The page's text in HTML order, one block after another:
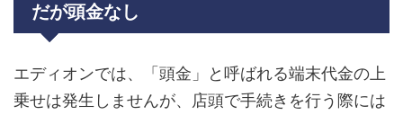
だが頭金なし
エディオンでは、「頭金」と呼ばれる端末代金の上
乗せは発生しませんが、店頭で手続きを行う際には